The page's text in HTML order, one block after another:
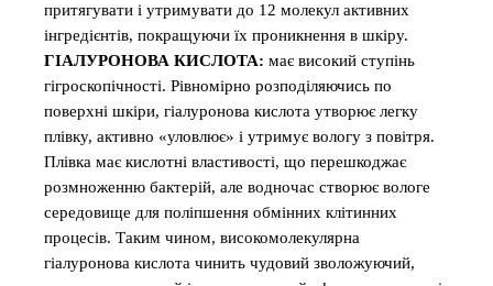
притягувати і утримувати до 12 молекул активних
інгредієнтів, покращуючи їх проникнення в шкіру.
ГІАЛУРОНОВА КИСЛОТА: має високий ступінь
гігроскопічності. Рівномірно розподіляючись по
поверхні шкіри, гіалуронова кислота утворює легку
плівку, активно «уловлює» і утримує вологу з повітря.
Плівка має кислотні властивості, що перешкоджає
розмноженню бактерій, але водночас створює вологе
середовище для поліпшення обмінних клітинних
процесів. Таким чином, високомолекулярна
гіалуронова кислота чинить чудовий зволожуючий,